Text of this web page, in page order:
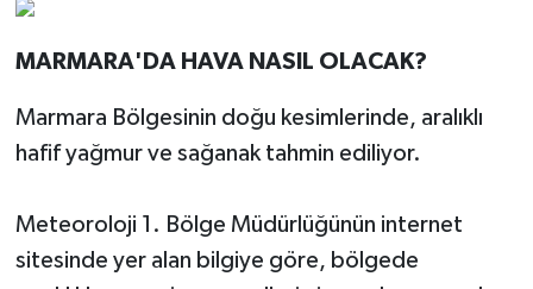
MARMARA'DA HAVA NASIL OLACAK?
Marmara Bölgesinin doğu kesimlerinde, aralıklı
hafif yağmur ve sağanak tahmin ediliyor.
Meteoroloji 1. Bölge Müdürlüğünün internet
sitesinde yer alan bilgiye göre, bölgede